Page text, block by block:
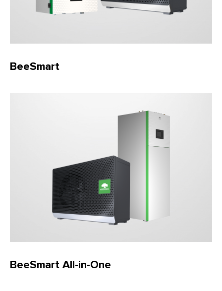
BeeSmart
BeeSmart All-in-One